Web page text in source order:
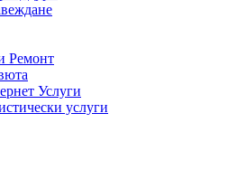
Ремонт
Услуги
услуги